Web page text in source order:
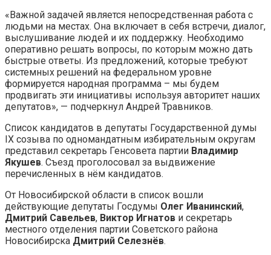
«Важной задачей является непосредственная работа с
людьми на местах. Она включает в себя встречи, диалог,
выслушивание людей и их поддержку. Необходимо
оперативно решать вопросы, по которым можно дать
быстрые ответы. Из предложений, которые требуют
системных решений на федеральном уровне
формируется народная программа – мы будем
продвигать эти инициативы используя авторитет наших
депутатов», — подчеркнул Андрей Травников.
Список кандидатов в депутаты Государственной думы
IX созыва по одномандатным избирательным округам
представил секретарь Генсовета партии Владимир
Якушев. Съезд проголосовал за выдвижение
перечисленных в нём кандидатов.
От Новосибирской области в список вошли
действующие депутаты Госдумы Олег Иванинский,
Дмитрий Савельев, Виктор Игнатов и секретарь
местного отделения партии Советского района
Новосибирска Дмитрий Селезнёв.